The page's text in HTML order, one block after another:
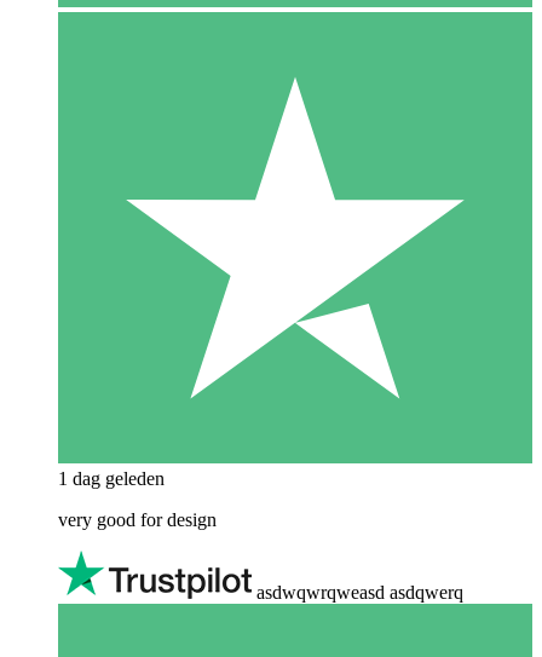
1 dag geleden
very good for design
asdwqwrqweasd asdqwerq